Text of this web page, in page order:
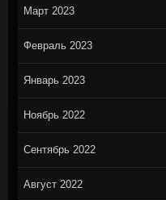
Март 2023
Февраль 2023
Январь 2023
Ноябрь 2022
Сентябрь 2022
Август 2022